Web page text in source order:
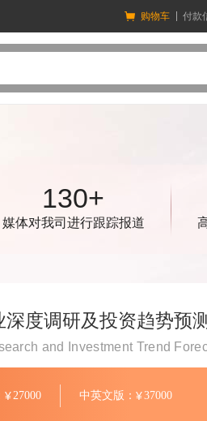
购物车 付款
130+
媒体对我司进行跟踪报道
度调研及投资趋势预
and Investment Trend
¥27000 中英文版： ¥37000